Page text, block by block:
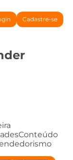
Cadastre-se
Conteúdo